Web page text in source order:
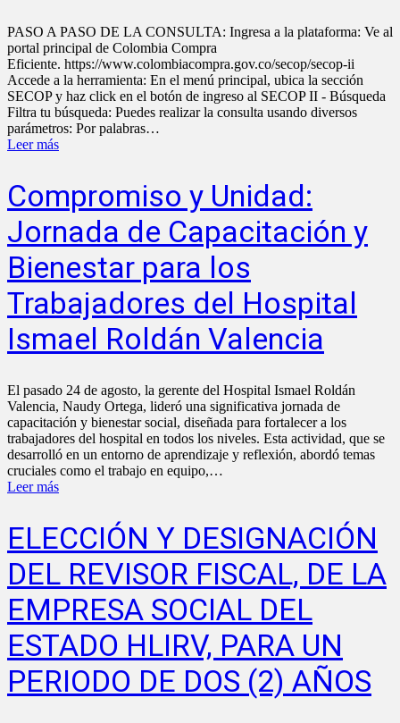
PASO A PASO DE LA CONSULTA: Ingresa a la plataforma: Ve al
portal principal de Colombia Compra
Eficiente. https://www.colombiacompra.gov.co/secop/secop-ii
Accede a la herramienta: En el menú principal, ubica la sección
SECOP y haz click en el botón de ingreso al SECOP II - Búsqueda
Filtra tu búsqueda: Puedes realizar la consulta usando diversos
parámetros: Por palabras…
Leer más
Compromiso y Unidad:
Jornada de Capacitación y
Bienestar para los
Trabajadores del Hospital
Ismael Roldán Valencia
El pasado 24 de agosto, la gerente del Hospital Ismael Roldán
Valencia, Naudy Ortega, lideró una significativa jornada de
capacitación y bienestar social, diseñada para fortalecer a los
trabajadores del hospital en todos los niveles. Esta actividad, que se
desarrolló en un entorno de aprendizaje y reflexión, abordó temas
cruciales como el trabajo en equipo,…
Leer más
ELECCIÓN Y DESIGNACIÓN
DEL REVISOR FISCAL, DE LA
EMPRESA SOCIAL DEL
ESTADO HLIRV, PARA UN
PERIODO DE DOS (2) AÑOS